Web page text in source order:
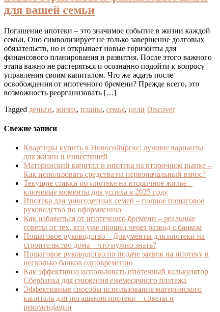
для вашей семьи
Погашение ипотеки – это значимое событие в жизни каждой
семьи. Оно символизирует не только завершение долговых
обязательств, но и открывает новые горизонты для
финансового планирования и развития. После этого важного
этапа важно не растеряться и осознанно подойти к вопросу
управления своим капиталом. Что же ждать после
освобождения от ипотечного бремени? Прежде всего, это
возможность реорганизовать […]
Tagged деньги, жизнь, планы, семья, цели Discover
Свежие записи
Квартиры купить в Новосибирске: лучшие варианты
для жизни и инвестиций
Материнский капитал и ипотека на вторичном рынке –
Как использовать средства на первоначальный взнос?
Текущие ставки по ипотеке на вторичное жилье –
ключевые моменты для успеха в 2025 году
Ипотека для многодетных семей – полное пошаговое
руководство по оформлению
Как избавиться от ипотечного бремени – реальные
советы от тех, кто уже прошел через развод с банком
Пошаговое руководство – Документы для ипотеки на
строительство дома – что нужно знать?
Пошаговое руководство по подаче заявок на ипотеку в
несколько банков одновременно
Как эффективно использовать ипотечный калькулятор
Сбербанка для снижения ежемесячного платежа
Эффективные способы использования материнского
капитала для погашения ипотеки – советы и
рекомендации